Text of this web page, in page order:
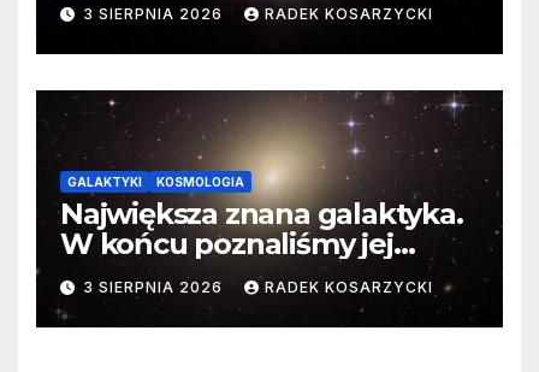
3 SIERPNIA 2026 RADEK KOSARZYCKI
GALAKTYKI KOSMOLOGIA
Największa znana galaktyka.
W końcu poznaliśmy jej
faktyczne wymiary
3 SIERPNIA 2026 RADEK KOSARZYCKI